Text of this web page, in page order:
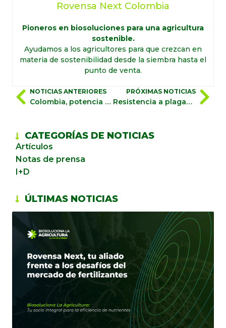
Rovensa Next Colombia
Pioneros en biosoluciones para una agricultura
sostenible.
Ayudamos a los agricultores para que crezcan en
materia de sostenibilidad desde la siembra hasta el
punto de venta.
NOTICIAS ANTERIORES
Colombia, potencia mundial en floricultura: crecimiento, sostenibilidad e innovación.
PRÓXIMAS NOTICIAS
Resistencia a plagas y enfermedades: el desafío que trae el cambio climático. ¿Cómo pueden ayudar las biosoluciones?
CATEGORÍAS DE NOTICIAS
Artículos
Notas de prensa
I+D
ÚLTIMAS NOTICIAS